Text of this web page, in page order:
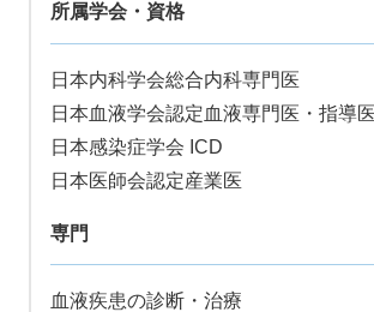
所属学会・資格
日本内科学会総合内科専門医
日本血液学会認定血液専門医・指導医
日本感染症学会 ICD
日本医師会認定産業医
専門
血液疾患の診断・治療